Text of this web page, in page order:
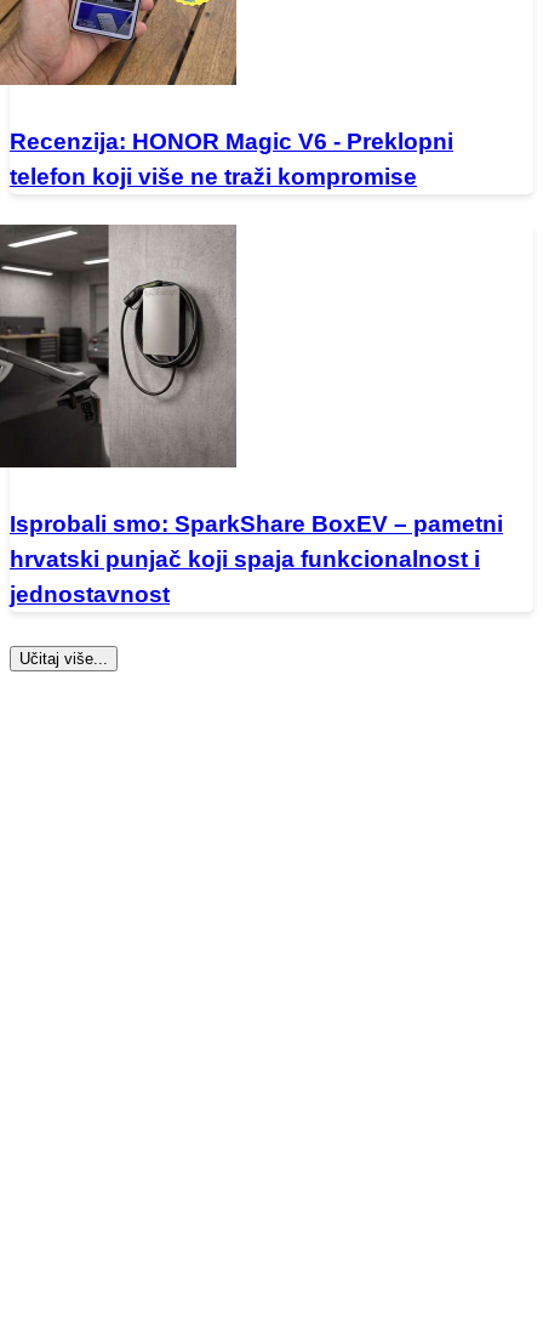
Recenzija: HONOR Magic V6 - Preklopni
telefon koji više ne traži kompromise
Isprobali smo: SparkShare BoxEV – pametni
hrvatski punjač koji spaja funkcionalnost i
jednostavnost
Učitaj više...